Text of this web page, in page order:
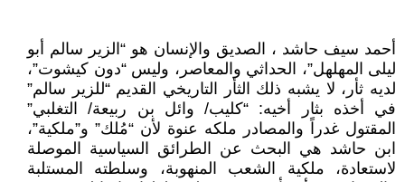
أحمد سيف حاشد ، الصديق والإنسان هو “الزير سالم أبو
ليلى المهلهل”، الحداثي والمعاصر، وليس “دون كيشوت”،
لديه ثأر، لا يشبه ذلك الثأر التاريخي القديم “للزير سالم”
في أخذه بثار أخيه: “كليب/ وائل بن ربيعة/ التغلبي”
المقتول غدراً والمصادر ملكه عنوة لأن “مُلك” و”ملكية”،
ابن حاشد هي البحث عن الطرائق السياسية الموصلة
لاستعادة، ملكية الشعب المنهوبة، وسلطته المستلبة